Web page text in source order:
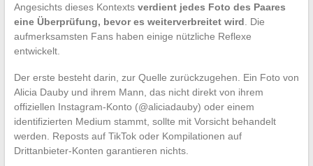
Angesichts dieses Kontexts verdient jedes Foto des Paares
eine Überprüfung, bevor es weiterverbreitet wird. Die
aufmerksamsten Fans haben einige nützliche Reflexe
entwickelt.
Der erste besteht darin, zur Quelle zurückzugehen. Ein Foto von
Alicia Dauby und ihrem Mann, das nicht direkt von ihrem
offiziellen Instagram-Konto (@aliciadauby) oder einem
identifizierten Medium stammt, sollte mit Vorsicht behandelt
werden. Reposts auf TikTok oder Kompilationen auf
Drittanbieter-Konten garantieren nichts.